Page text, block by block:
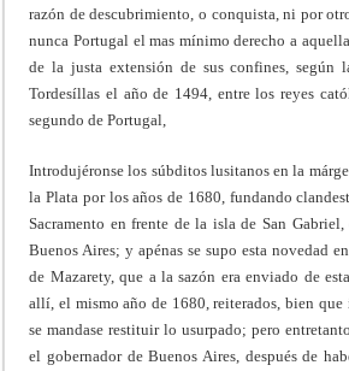
razón de descubrimiento, o conquista, ni por
nunca Portugal el mas mínimo derecho a
de la justa extensión de sus confines, según
Tordesíllas el año de 1494, entre los reyes
segundo de Portugal,
Introdujéronse los súbditos lusitanos en la
la Plata por los años de 1680, fundando
Sacramento en frente de la isla de San
Buenos Aires; y apénas se supo esta novedad
de Mazarety, que a la sazón era enviado de
allí, el mismo año de 1680, reiterados, bien
se mandase restituir lo usurpado; pero
el gobernador de Buenos Aires, después de